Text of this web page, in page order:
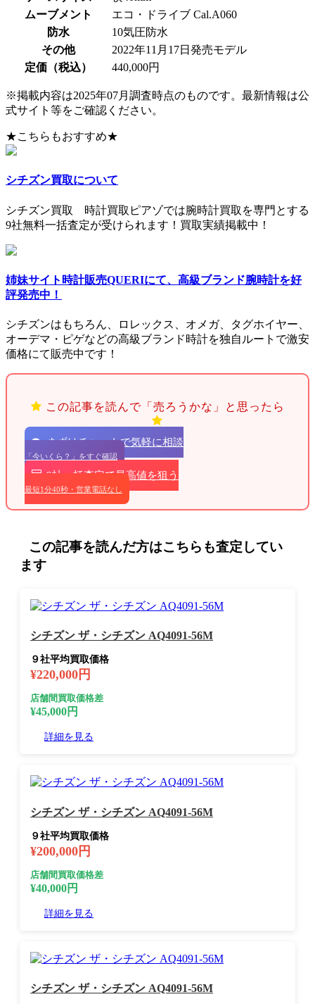
ムーブメント
エコ・ドライブ Cal.A060
防水
10気圧防水
その他
2022年11月17日発売モデル
定価（税込）
440,000円
※掲載内容は2025年07月調査時点のものです。最新情報は公
式サイト等をご確認ください。
★こちらもおすすめ★
シチズン買取について
シチズン買取 時計買取ピアゾでは腕時計買取を専門とする
9社無料一括査定が受けられます！買取実績掲載中！
姉妹サイト時計販売QUERIにて、高級ブランド腕時計を好
評発売中！
シチズンはもちろん、ロレックス、オメガ、タグホイヤー、
オーデマ・ピゲなどの高級ブランド時計を独自ルートで激安
価格にて販売中です！
この記事を読んで「売ろうかな」と思ったら
まずはチャットで気軽に相談
「今いくら？」をすぐ確認
9社一括査定で最高値を狙う
最短1分40秒・営業電話なし
この記事を読んだ方はこちらも査定してい
ます
シチズン ザ・シチズン AQ4091-56M
９社平均買取価格
¥220,000円
店舗間買取価格差
¥45,000円
詳細を見る
シチズン ザ・シチズン AQ4091-56M
９社平均買取価格
¥200,000円
店舗間買取価格差
¥40,000円
詳細を見る
シチズン ザ・シチズン AQ4091-56M